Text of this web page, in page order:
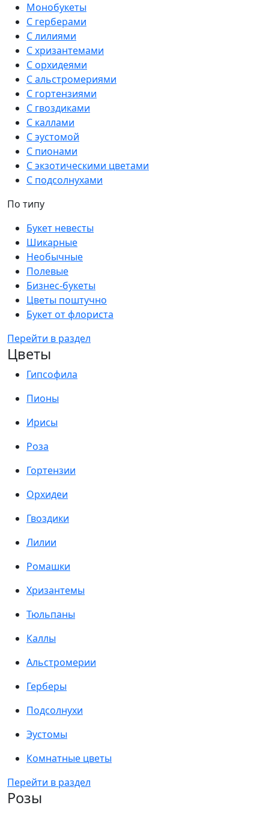
Монобукеты
С герберами
С лилиями
С хризантемами
С орхидеями
С альстромериями
С гортензиями
С гвоздиками
С каллами
С эустомой
С пионами
С экзотическими цветами
С подсолнухами
По типу
Букет невесты
Шикарные
Необычные
Полевые
Бизнес-букеты
Цветы поштучно
Букет от флориста
Перейти в раздел
Цветы
Гипсофила
Пионы
Ирисы
Роза
Гортензии
Орхидеи
Гвоздики
Лилии
Ромашки
Хризантемы
Тюльпаны
Каллы
Альстромерии
Герберы
Подсолнухи
Эустомы
Комнатные цветы
Перейти в раздел
Розы